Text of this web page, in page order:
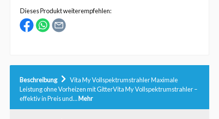
Dieses Produkt weiterempfehlen:
Beschreibung
Vita My Vollspektrumstrahler Maximale
Leistung ohne Vorheizen mit GitterVita My Vollspektrumstrahler –
effektiv in Preis und…Mehr